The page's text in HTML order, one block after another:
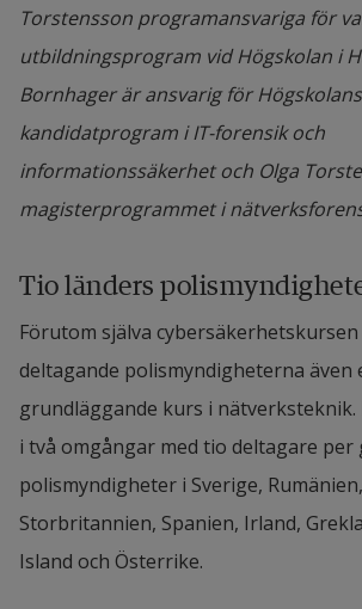
Torstensson programansvariga för
utbildningsprogram vid Högskolan i
Bornhager är ansvarig för Högskolans
kandidatprogram i IT-forensik och
informationssäkerhet och Olga
magisterprogrammet i
Tio länders
Förutom själva
deltagande polismyndigheterna även
grundläggande kurs i
i två omgångar med tio deltagare per
polismyndigheter i Sverige,
Storbritannien, Spanien, Irland,
Island och Österrike.